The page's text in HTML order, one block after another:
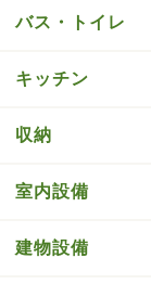
バス・トイレ
キッチン
収納
室内設備
建物設備